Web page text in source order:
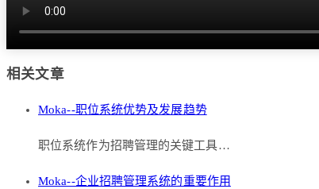
相关文章
Moka--职位系统优势及发展趋势
职位系统作为招聘管理的关键工具…
Moka--企业招聘管理系统的重要作用